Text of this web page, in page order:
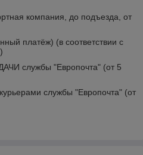
компания, до подъезда, от
платёж) (в соответствии с
службы "Европочта" (от 5
службы "Европочта" (от